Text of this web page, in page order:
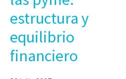
estructura y
equilibrio
financiero